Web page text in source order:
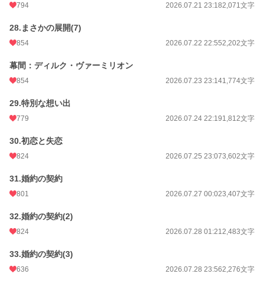
794 2026.07.21 23:182,071文字
28.まさかの展開(7)
854 2026.07.22 22:552,202文字
幕間：ディルク・ヴァーミリオン
854 2026.07.23 23:141,774文字
29.特別な想い出
779 2026.07.24 22:191,812文字
30.初恋と失恋
824 2026.07.25 23:073,602文字
31.婚約の契約
801 2026.07.27 00:023,407文字
32.婚約の契約(2)
824 2026.07.28 01:212,483文字
33.婚約の契約(3)
636 2026.07.28 23:562,276文字